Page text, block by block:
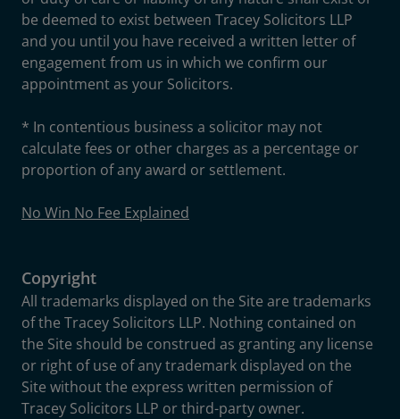
be deemed to exist between Tracey Solicitors LLP
and you until you have received a written letter of
engagement from us in which we confirm our
appointment as your Solicitors.
* In contentious business a solicitor may not
calculate fees or other charges as a percentage or
proportion of any award or settlement.
No Win No Fee Explained
Copyright
All trademarks displayed on the Site are trademarks
of the Tracey Solicitors LLP. Nothing contained on
the Site should be construed as granting any license
or right of use of any trademark displayed on the
Site without the express written permission of
Tracey Solicitors LLP or third-party owner.